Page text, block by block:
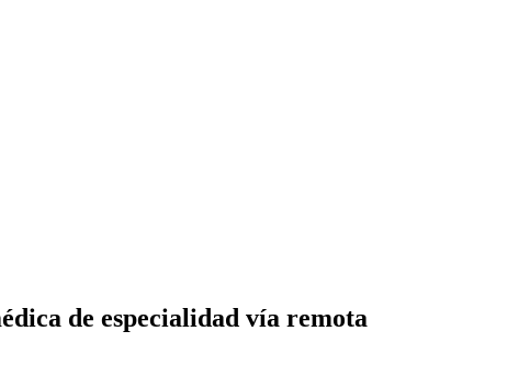
de especialidad vía remota